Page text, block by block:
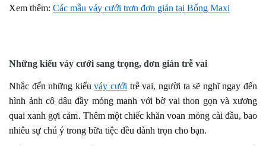
Xem thêm: Các mẫu váy cưới trơn đơn giản tại Bống Maxi
Những kiểu váy cưới sang trọng, đơn giản trễ vai
Nhắc đến những kiểuváy cưới trễ vai, người ta sẽ nghĩ ngay đến
hình ảnh cô dâu đầy mỏng manh với bờ vai thon gọn và xương
quai xanh gợi cảm. Thêm một chiếc khăn voan mỏng cài đầu, bao
nhiêu sự chú ý trong bữa tiệc đều dành trọn cho bạn.